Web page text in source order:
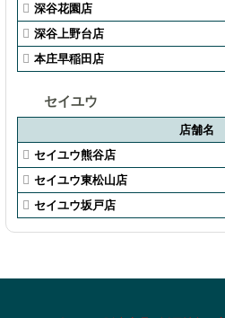
深谷花園店
深谷上野台店
本庄早稲田店
セイユウ
店舗名
セイユウ熊谷店
セイユウ東松山店
セイユウ坂戸店